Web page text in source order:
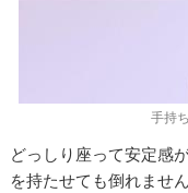
手持
どっしり座って安定感
を持たせても倒れません